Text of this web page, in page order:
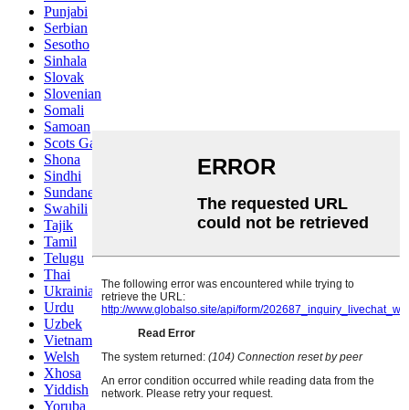
Punjabi
Serbian
Sesotho
Sinhala
Slovak
Slovenian
Somali
Samoan
Scots Gaelic
Shona
Sindhi
Sundanese
Swahili
Tajik
Tamil
Telugu
Thai
Ukrainian
Urdu
Uzbek
Vietnamese
Welsh
Xhosa
Yiddish
Yoruba